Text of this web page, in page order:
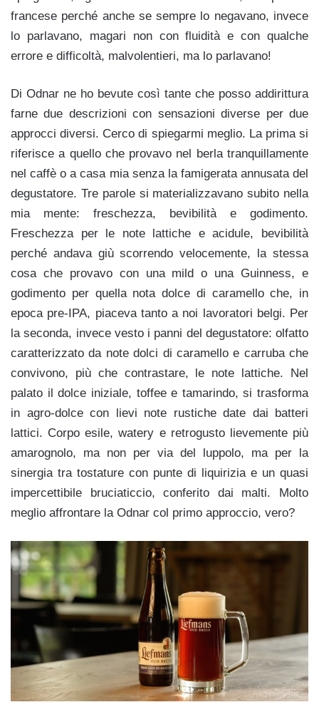
francese perché anche se sempre lo negavano, invece
lo parlavano, magari non con fluidità e con qualche
errore e difficoltà, malvolentieri, ma lo parlavano!
Di Odnar ne ho bevute così tante che posso addirittura
farne due descrizioni con sensazioni diverse per due
approcci diversi. Cerco di spiegarmi meglio. La prima si
riferisce a quello che provavo nel berla tranquillamente
nel caffè o a casa mia senza la famigerata annusata del
degustatore. Tre parole si materializzavano subito nella
mia mente: freschezza, bevibilità e godimento.
Freschezza per le note lattiche e acidule, bevibilità
perché andava giù scorrendo velocemente, la stessa
cosa che provavo con una mild o una Guinness, e
godimento per quella nota dolce di caramello che, in
epoca pre-IPA, piaceva tanto a noi lavoratori belgi. Per
la seconda, invece vesto i panni del degustatore: olfatto
caratterizzato da note dolci di caramello e carruba che
convivono, più che contrastare, le note lattiche. Nel
palato il dolce iniziale, toffee e tamarindo, si trasforma
in agro-dolce con lievi note rustiche date dai batteri
lattici. Corpo esile, watery e retrogusto lievemente più
amarognolo, ma non per via del luppolo, ma per la
sinergia tra tostature con punte di liquirizia e un quasi
impercettibile bruciaticcio, conferito dai malti. Molto
meglio affrontare la Odnar col primo approccio, vero?